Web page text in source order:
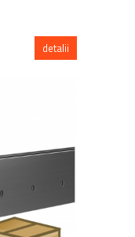
detalii